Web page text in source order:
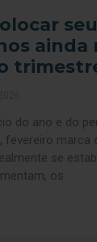
ainda
do ano e do
fevereiro marca
se
os